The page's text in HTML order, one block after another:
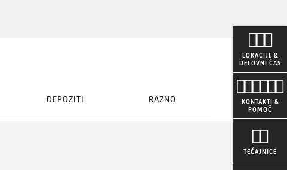
LOKACIJE &
DELOVNI ČAS
KONTAKTI &
POMOČ
TEČAJNICE
DEPOZITI RAZNO